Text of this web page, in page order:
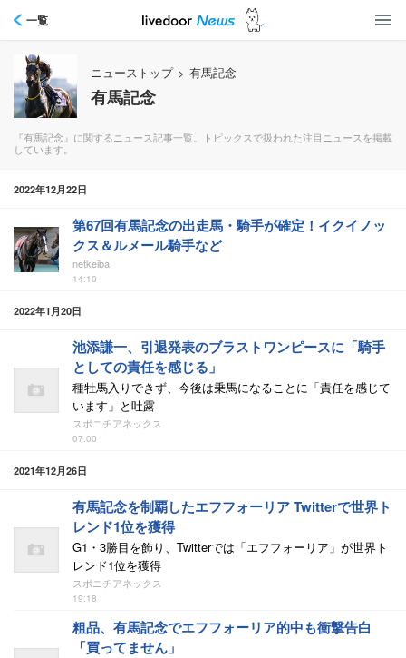
一覧
ニューストップ > 有馬記念
有馬記念
『有馬記念』に関するニュース記事一覧。トピックスで扱われた注目ニュースを掲載
しています。
2022年12月22日
第67回有馬記念の出走馬・騎手が確定！イクイノッ
クス＆ルメール騎手など
netkeiba
14:10
2022年1月20日
池添謙一、引退発表のブラストワンピースに「騎手
としての責任を感じる」
種牡馬入りできず、今後は乗馬になることに「責任を感じて
います」と吐露
スポニチアネックス
07:00
2021年12月26日
有馬記念を制覇したエフフォーリア Twitterで世界ト
レンド1位を獲得
G1・3勝目を飾り、Twitterでは「エフフォーリア」が世界ト
レンド1位を獲得
スポニチアネックス
19:18
粗品、有馬記念でエフフォーリア的中も衝撃告白
「買ってません」